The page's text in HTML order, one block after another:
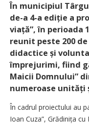
În municipiul
de-a 4-a ediție a
viață”, în perioada
reunit peste 200
didactice și
împrejurimi, fiind
Maicii Domnului”
numeroase unități
În cadrul proiectului au
Ioan Cuza”, Grădinița